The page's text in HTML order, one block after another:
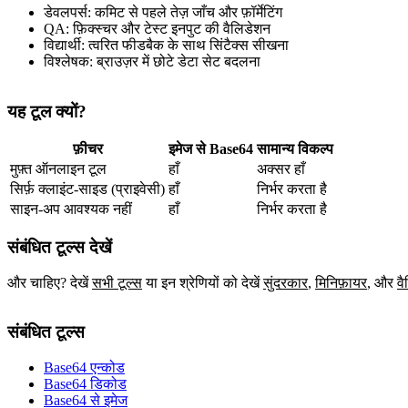
डेवलपर्स: कमिट से पहले तेज़ जाँच और फ़ॉर्मेटिंग
QA: फ़िक्स्चर और टेस्ट इनपुट की वैलिडेशन
विद्यार्थी: त्वरित फीडबैक के साथ सिंटैक्स सीखना
विश्लेषक: ब्राउज़र में छोटे डेटा सेट बदलना
यह टूल क्यों?
फ़ीचर इमेज से Base64 सामान्य विकल्प
मुफ़्त ऑनलाइन टूल
हाँ
अक्सर हाँ
सिर्फ़ क्लाइंट‑साइड (प्राइवेसी) हाँ
निर्भर करता है
साइन‑अप आवश्यक नहीं
हाँ निर्भर करता है
संबंधित टूल्स देखें
और चाहिए? देखें सभी टूल्स या इन श्रेणियों को देखें सुंदरकार,मिनिफ़ायर, और
संबंधित टूल्स
Base64 एन्कोड
Base64 डिकोड
Base64 से इमेज